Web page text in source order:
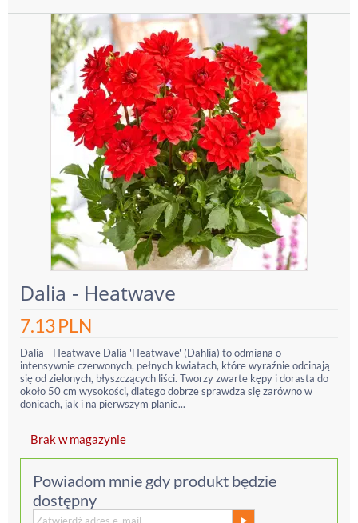
Dalia - Heatwave
7.13PLN
Dalia - Heatwave Dalia 'Heatwave' (Dahlia) to odmiana o
intensywnie czerwonych, pełnych kwiatach, które wyraźnie odcinają
się od zielonych, błyszczących liści. Tworzy zwarte kępy i dorasta do
około 50 cm wysokości, dlatego dobrze sprawdza się zarówno w
donicach, jak i na pierwszym planie...
Brak w magazynie
Powiadom mnie gdy produkt będzie
dostępny